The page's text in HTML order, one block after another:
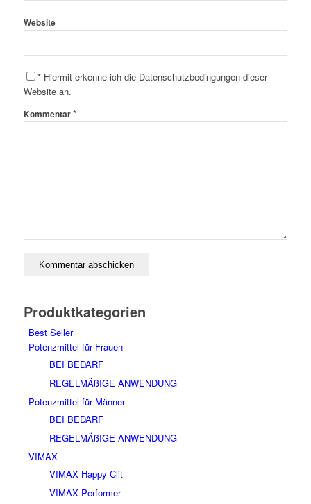
Website
*Hiermit erkenne ich die Datenschutzbedingungen dieser
Website an.
Kommentar*
Produktkategorien
Best Seller
Potenzmittel für Frauen
BEI BEDARF
REGELMÄßIGE ANWENDUNG
Potenzmittel für Männer
BEI BEDARF
REGELMÄßIGE ANWENDUNG
VIMAX
VIMAX Happy Clit
VIMAX Performer